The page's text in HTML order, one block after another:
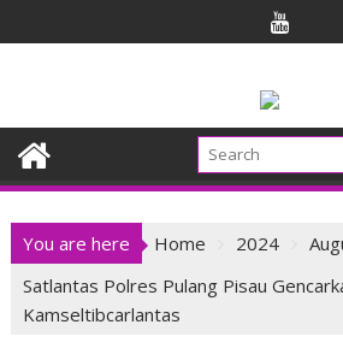
to
You are here Home 2024
Satlantas Polres Pulang Pisau
Kamseltibcarlantas